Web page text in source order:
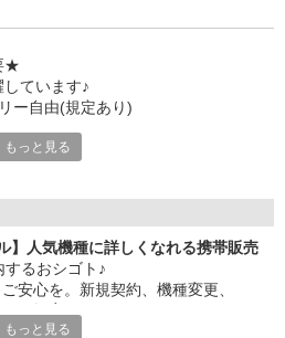
。○。・゜+゜
★
ています♪
ー自由(規定あり)
験スタート。
評です♪
ン、
ンス♪
もっと見る
】人気機種に詳しくなれる携帯販売
るおシゴト♪
安心を。新規契約、機種変更、
もっと見る